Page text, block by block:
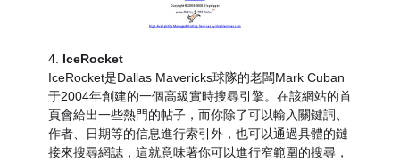
4. IceRocket
IceRocket是Dallas Mavericks球隊的老闆Mark Cuban
于2004年創建的一個高級實時搜尋引擎。在該網站的首
頁會給出一些熱門的帖子，而你除了可以輸入關鍵詞、
作者、日期等的信息進行索引外，也可以通過具體的鏈
接來搜尋網誌，這就意味著你可以進行窄範圍的搜尋，